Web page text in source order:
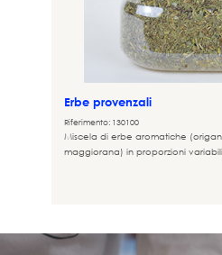
Erbe provenzali
Riferimento: 130100
Miscela di erbe aromatiche
maggiorana) in proporzioni variabili